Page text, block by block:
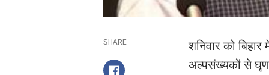
SHARE
शनिवार को
अल्पसंख्यकों से